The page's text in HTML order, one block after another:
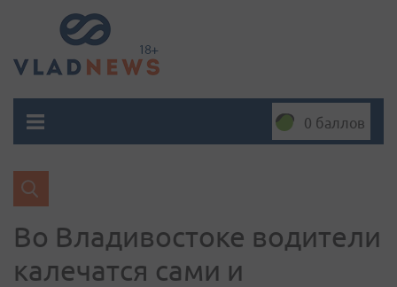
0 баллов
Во Владивостоке водители
калечатся сами и